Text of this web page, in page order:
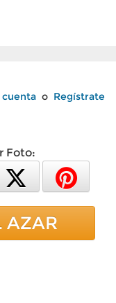
o Regístrate
Foto:
AZAR